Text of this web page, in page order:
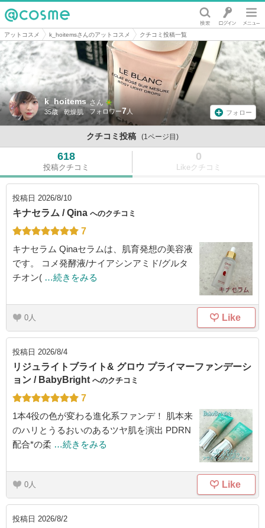
@cosme
アットコスメ k_hoitemsさんのアットコスメ クチコミ投稿一覧
k_hoitems さん
35歳 乾燥肌 7 フォロー
クチコミ投稿 (1ページ目)
618
投稿クチコミ
0
Likeクチコミ
投稿日 2026/8/10
キナセラム / Qina へのクチコミ
7
キナセラム Qinaセラムは、肌育発想の美容液
です。 コメ発酵液/ナイアシンアミド/グルタ
チオン( …続きをみる
0 Like
投稿日 2026/8/4
リジュライトブライト& グロウ プライマーファンデーシ
ョン / BabyBright へのクチコミ
7
1本4役の色が変わる進化系ファンデ！ 肌本来
のハリとうるおいのあるツヤ肌を演出 PDRN
配合*の柔 …続きをみる
0 Like
投稿日 2026/8/2